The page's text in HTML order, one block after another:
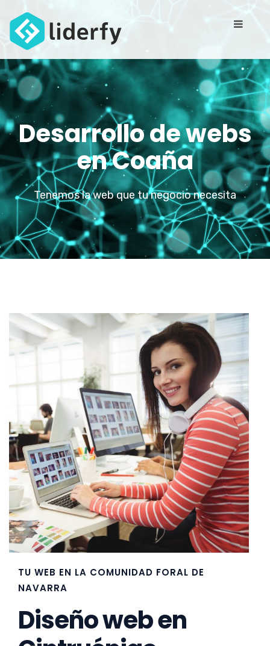
Desarrollo de webs
en Coaña
Tenemos la web que tu negocio necesita
TU WEB EN LA COMUNIDAD FORAL DE
NAVARRA
Diseño web en